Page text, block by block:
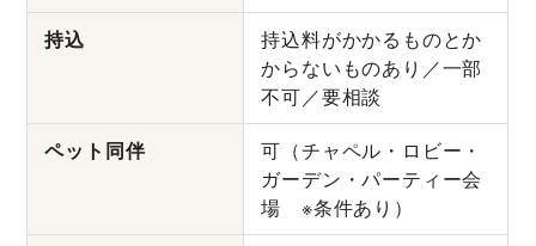
持込
持込料がかかるものとか
からないものあり／一部
不可／要相談
ペット同伴
可（チャペル・ロビー・
ガーデン・パーティー会
場 ※条件あり）